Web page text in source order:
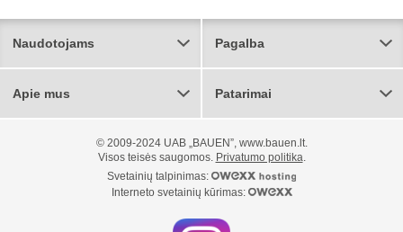
Naudotojams Pagalba
Apie mus Patarimai
© 2009-2024 UAB „BAUEN”, www.bauen.lt.
Visos teisės saugomos. Privatumo politika.
Svetainių talpinimas:
Interneto svetainių kūrimas: